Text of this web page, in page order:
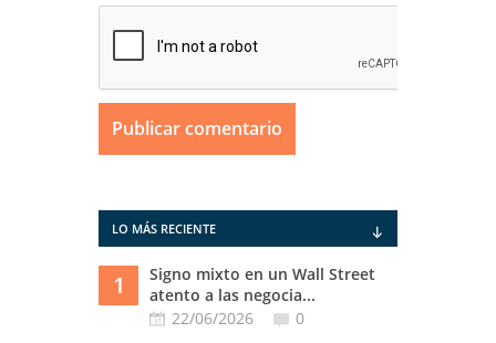
LO MÁS RECIENTE
1
Signo mixto en un Wall Street
atento a las negocia...
22/06/2026
0